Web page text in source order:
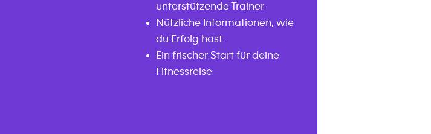
unterstützende Trainer
Nützliche Informationen, wie
du Erfolg hast.
Ein frischer Start für deine
Fitnessreise